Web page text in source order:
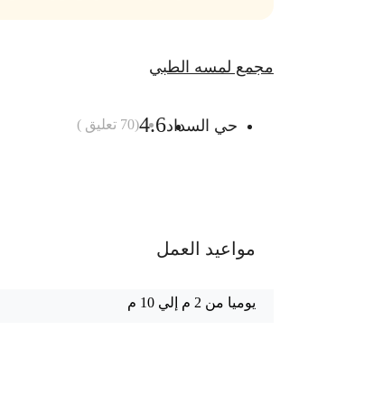
مجمع لمسه الطبي
حي السداد4.6
(
70 تعليق )
مواعيد العمل
يوميا من 2 م إلي 10 م